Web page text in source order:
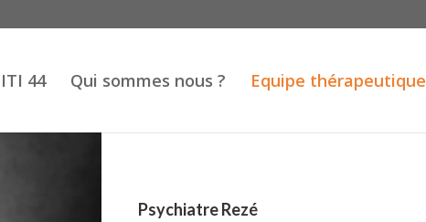
44 Qui sommes nous ? Equipe thérapeutique
Psychiatre Rezé